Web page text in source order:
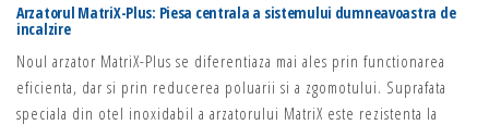
Arzatorul MatriX-Plus: Piesa centrala a sistemului dumneavoastra de
incalzire
Noul arzator MatriX-Plus se diferentiaza mai ales prin functionarea
eficienta, dar si prin reducerea poluarii si a zgomotului. Suprafata
speciala din otel inoxidabil a arzatorului MatriX este rezistenta la